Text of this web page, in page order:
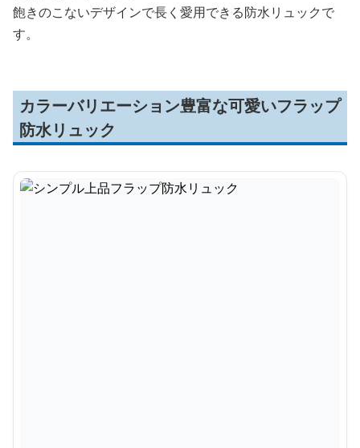
飽きのこないデザインで長く愛用できる防水リュックで
す。
カラーバリエーション豊富な可愛いフラップ
防水リュック